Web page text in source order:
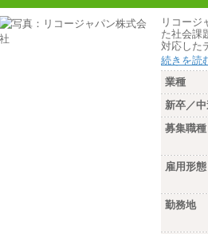
リコージ
た社会課
対応した
続きを読
業種
新卒／
募集職種
雇用形態
勤務地